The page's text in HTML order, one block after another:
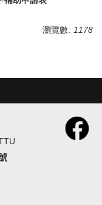
瀏覽數: 1178